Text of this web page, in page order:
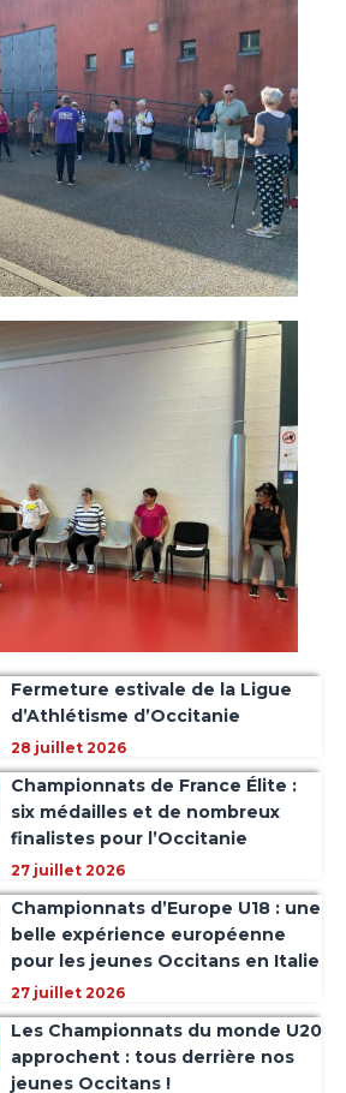
Fermeture estivale de la Ligue
d’Athlétisme d’Occitanie
28 juillet 2026
Championnats de France Élite :
six médailles et de nombreux
finalistes pour l’Occitanie
27 juillet 2026
Championnats d’Europe U18 : une
belle expérience européenne
pour les jeunes Occitans en Italie
27 juillet 2026
Les Championnats du monde U20
approchent : tous derrière nos
jeunes Occitans !